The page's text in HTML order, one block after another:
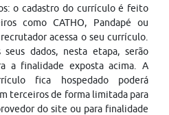
o cadastro do currículo é feito
como CATHO, Pandapé ou
acessa o seu currículo.
dados, nesta etapa, serão
a finalidade exposta acima. A
fica hospedado poderá
terceiros de forma limitada para
do site ou para finalidade